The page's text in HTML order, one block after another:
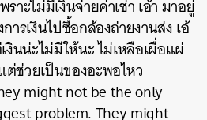
าะไม่มีเงินจ่ายค่าเช่า เอ้า มาอยู่
ารเงินไปซื้อกล้องถ่ายงานส่ง เอ้
งินน่ะไม่มีให้นะ ไม่เหลือเผื่อแผ่
ช่วยเป็นของอะพอไหว
might not be the only
problem. They might